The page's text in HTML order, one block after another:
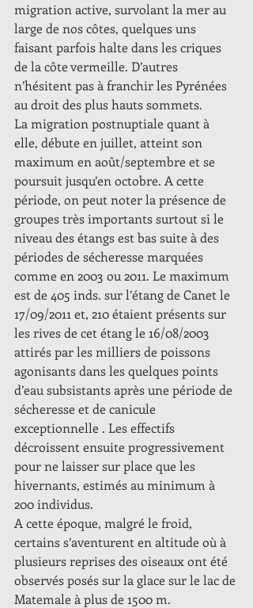
migration active, survolant la mer au
large de nos côtes, quelques uns
faisant parfois halte dans les criques
de la côte vermeille. D’autres
n’hésitent pas à franchir les Pyrénées
au droit des plus hauts sommets.
La migration postnuptiale quant à
elle, débute en juillet, atteint son
maximum en août/septembre et se
poursuit jusqu’en octobre. A cette
période, on peut noter la présence de
groupes très importants surtout si le
niveau des étangs est bas suite à des
périodes de sécheresse marquées
comme en 2003 ou 2011. Le maximum
est de 405 inds. sur l’étang de Canet le
17/09/2011 et, 210 étaient présents sur
les rives de cet étang le 16/08/2003
attirés par les milliers de poissons
agonisants dans les quelques points
d’eau subsistants après une période de
sécheresse et de canicule
exceptionnelle . Les effectifs
décroissent ensuite progressivement
pour ne laisser sur place que les
hivernants, estimés au minimum à
200 individus.
A cette époque, malgré le froid,
certains s’aventurent en altitude où à
plusieurs reprises des oiseaux ont été
observés posés sur la glace sur le lac de
Matemale à plus de 1500 m.